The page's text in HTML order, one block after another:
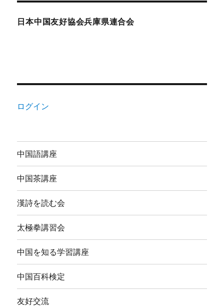
日本中国友好協会兵庫県連合会
ログイン
中国語講座
中国茶講座
漢詩を読む会
太極拳講習会
中国を知る学習講座
中国百科検定
友好交流